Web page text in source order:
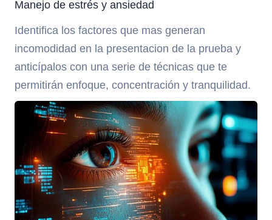
Manejo de estrés y ansiedad
Identifica los factores que mas generan
incomodidad en la presentacion de la prueba y
anticípalos con una serie de técnicas que te
permitirán enfoque, concentración y tranquilidad.